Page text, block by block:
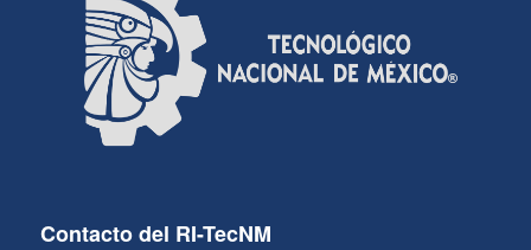
Contacto del RI-TecNM